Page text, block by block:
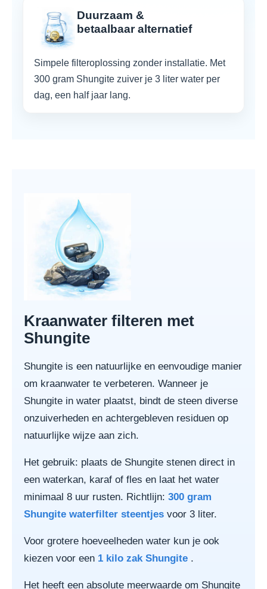
Duurzaam &
betaalbaar alternatief
Simpele filteroplossing zonder installatie. Met
300 gram Shungite zuiver je 3 liter water per
dag, een half jaar lang.
Kraanwater filteren met
Shungite
Shungite is een natuurlijke en eenvoudige manier
om kraanwater te verbeteren. Wanneer je
Shungite in water plaatst, bindt de steen diverse
onzuiverheden en achtergebleven residuen op
natuurlijke wijze aan zich.
Het gebruik: plaats de Shungite stenen direct in
een waterkan, karaf of fles en laat het water
minimaal 8 uur rusten. Richtlijn: 300 gram
Shungite waterfilter steentjes voor 3 liter.
Voor grotere hoeveelheden water kun je ook
kiezen voor een 1 kilo zak Shungite .
Het heeft een absolute meerwaarde om Shungite